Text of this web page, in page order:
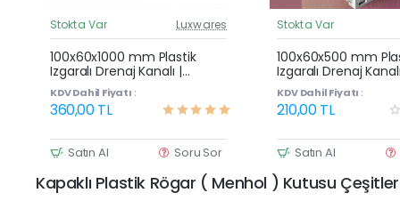
Güncel Fiyat
Çok Satan
Stokta Var Luxwares
100x60x1000 mm Plastik
Izgaralı Drenaj Kanalı |
Yağmur Suyu ve Havuz
Kenarı Oluğu
KDV Dahil Fiyatı :
360,00 TL
Satın Al Soru Sor
Stokta Var
100x60x500 mm
Izgaralı Drenaj
Yağmur Suyu ve
Kenarı Oluğu
KDV Dahil Fiyatı :
210,00 TL
Satın Al
Kapaklı Plastik Rögar ( Menhol ) Kutusu